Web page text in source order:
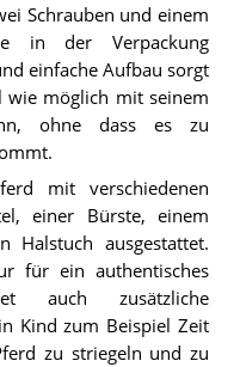
Schrauben und einem
in der Verpackung
einfache Aufbau sorgt
wie möglich mit seinem
ohne dass es zu
mit verschiedenen
einer Bürste, einem
Halstuch ausgestattet.
für ein authentisches
auch zusätzliche
Kind zum Beispiel Zeit
zu striegeln und zu